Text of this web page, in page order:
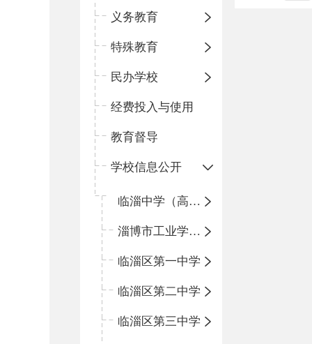
义务教育
特殊教育
民办学校
经费投入与使用
教育督导
学校信息公开
临淄中学（高中）
淄博市工业学校（中职学校）
临淄区第一中学
临淄区第二中学
临淄区第三中学